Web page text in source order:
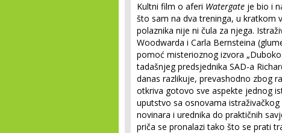
Kultni film o aferi Watergate je bio i
što sam na dva treninga, u kratkom
polaznika nije ni čula za njega.
Woodwarda i Carla Bernsteina
pomoć misterioznog izvora
tadašnjeg predsjednika SAD-a
danas razlikuje, prevashodno zbog
otkriva gotovo sve aspekte jednog
uputstvo sa osnovama
novinara i urednika do praktičnih
priča se pronalazi tako što se prati